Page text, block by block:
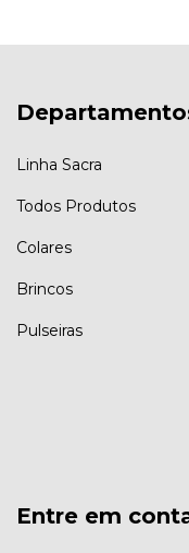
Linha Sacra
Todos Produtos
Colares
Brincos
Pulseiras
Entre em